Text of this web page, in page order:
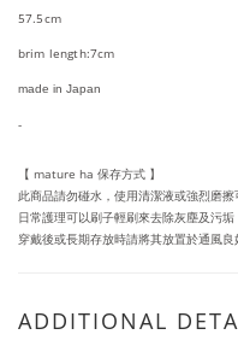
57.5cm
brim length:7cm
made in Japan
-
【 mature ha 保存方式 】
此商品請勿碰水，使用清潔液或強烈磨擦
日常護理可以刷子輕刷來去除灰塵及污
穿戴後或長期存放時請將其放置於通風良
ADDITIONAL